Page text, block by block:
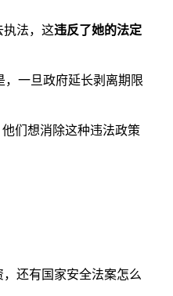
执法，这违反了她的法定
，一旦政府延长剥离期限
们想消除这种违法政策
还有国家安全法案怎么